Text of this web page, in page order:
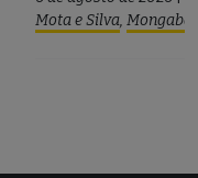
Mota e Silva,